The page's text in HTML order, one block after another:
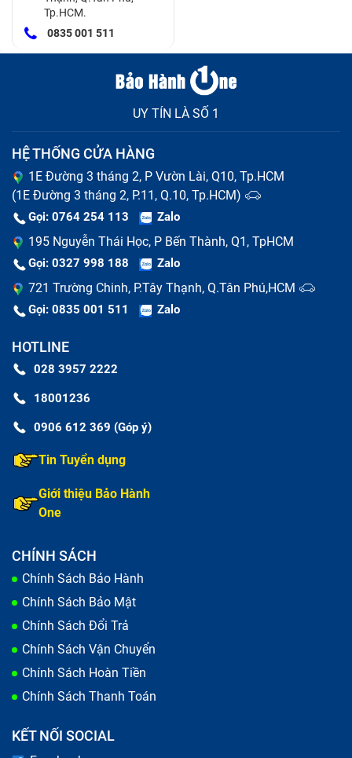
Tp.HCM.
0835 001 511
UY TÍN LÀ SỐ 1
HỆ THỐNG CỬA HÀNG
1E Đường 3 tháng 2, P Vườn Lài, Q10, Tp.HCM
(1E Đường 3 tháng 2, P.11, Q.10, Tp.HCM)
Gọi: 0764 254 113 Zalo
195 Nguyễn Thái Học, P Bến Thành, Q1, TpHCM
Gọi: 0327 998 188 Zalo
721 Trường Chinh, P.Tây Thạnh, Q.Tân Phú,HCM
Gọi: 0835 001 511 Zalo
HOTLINE
028 3957 2222
18001236
0906 612 369 (Góp ý)
Tin Tuyển dụng
Giới thiệu Bảo Hành
One
CHÍNH SÁCH
Chính Sách Bảo Hành
Chính Sách Bảo Mật
Chính Sách Đổi Trả
Chính Sách Vận Chuyển
Chính Sách Hoàn Tiền
Chính Sách Thanh Toán
KẾT NỐI SOCIAL